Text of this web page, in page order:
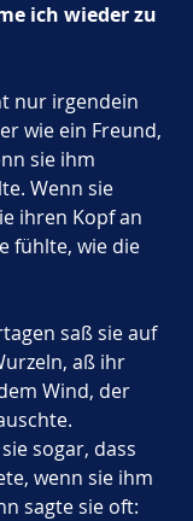
ich wieder zu
nur irgendein
wie ein Freund,
sie ihm
Wenn sie
ihren Kopf an
fühlte, wie die
saß sie auf
aß ihr
Wind, der
sogar, dass
wenn sie ihm
sagte sie oft: